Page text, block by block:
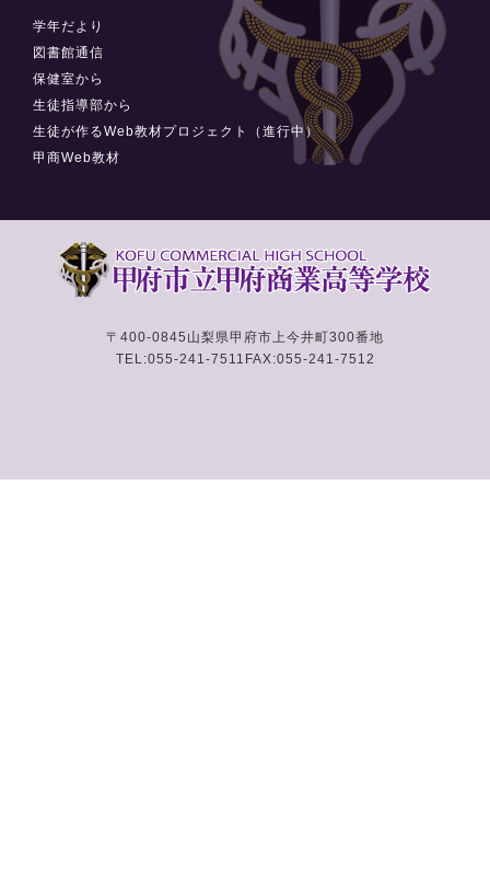
学年だより
図書館通信
保健室から
生徒指導部から
生徒が作るWeb教材プロジェクト（進行中）
甲商Web教材
〒400-0845 山梨県甲府市上今井町300番地
TEL:055-241-7511 FAX:055-241-7512